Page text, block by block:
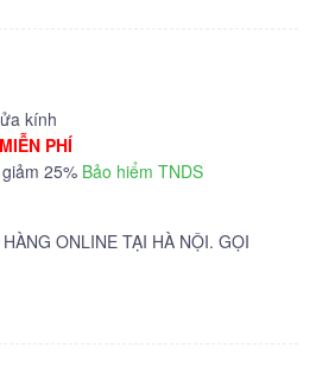
kính
MIỄN PHÍ
giảm 25% Bảo hiểm TNDS
ONLINE TẠI HÀ NỘI. GỌI